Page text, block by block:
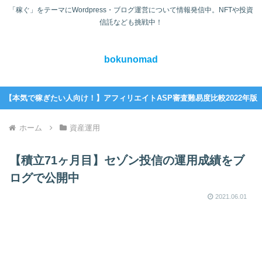
「稼ぐ」をテーマにWordpress・ブログ運営について情報発信中。NFTや投資
信託なども挑戦中！
bokunomad
【本気で稼ぎたい人向け！】アフィリエイトASP審査難易度比較2022年版
ホーム 資産運用
【積立71ヶ月目】セゾン投信の運用成績をブ
ログで公開中
2021.06.01